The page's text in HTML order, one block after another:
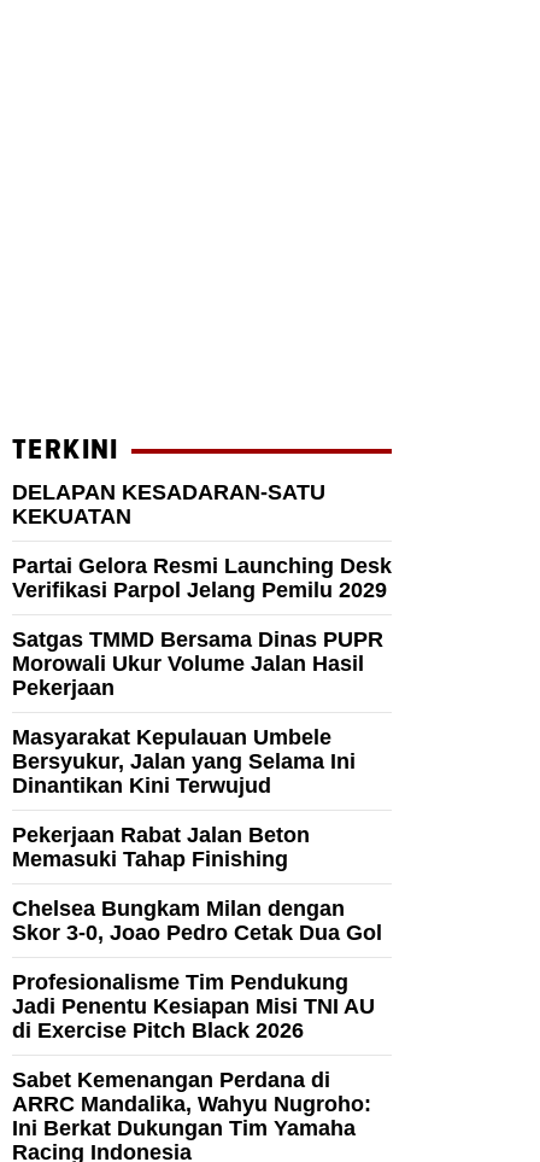
TERKINI
DELAPAN KESADARAN-SATU
KEKUATAN
Partai Gelora Resmi Launching Desk
Verifikasi Parpol Jelang Pemilu 2029
Satgas TMMD Bersama Dinas PUPR
Morowali Ukur Volume Jalan Hasil
Pekerjaan
Masyarakat Kepulauan Umbele
Bersyukur, Jalan yang Selama Ini
Dinantikan Kini Terwujud
Pekerjaan Rabat Jalan Beton
Memasuki Tahap Finishing
Chelsea Bungkam Milan dengan
Skor 3-0, Joao Pedro Cetak Dua Gol
Profesionalisme Tim Pendukung
Jadi Penentu Kesiapan Misi TNI AU
di Exercise Pitch Black 2026
Sabet Kemenangan Perdana di
ARRC Mandalika, Wahyu Nugroho:
Ini Berkat Dukungan Tim Yamaha
Racing Indonesia